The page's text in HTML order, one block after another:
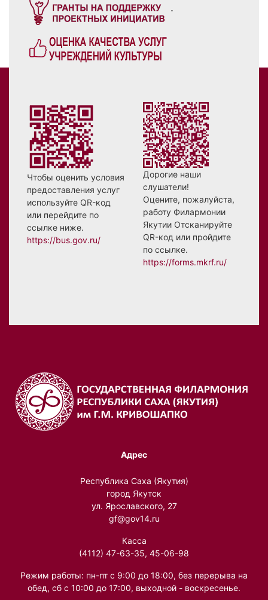
.
Чтобы оценить условия
предоставления услуг
используйте QR-код
или перейдите по
ссылке ниже.
https://bus.gov.ru/
Дорогие наши
слушатели!
Оцените, пожалуйста,
работу Филармонии
Якутии Отсканируйте
QR-код или пройдите
по ссылке.
https://forms.mkrf.ru/
Адрес
Республика Саха (Якутия)
город Якутск
ул. Ярославского, 27
gf@gov14.ru
Касса
(4112) 47-63-35, 45-06-98
Режим работы: пн-пт с 9:00 до 18:00, без перерыва на
обед, сб с 10:00 до 17:00, выходной - воскресенье.